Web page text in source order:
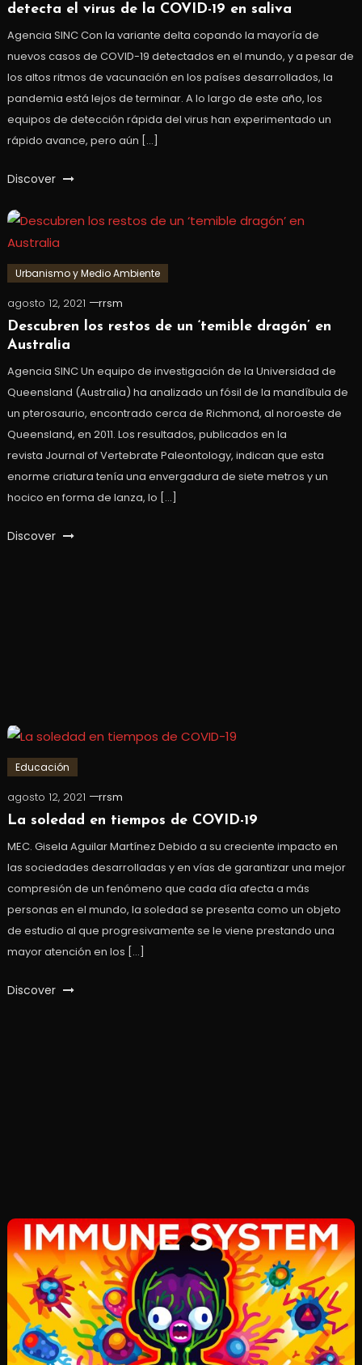
detecta el virus de la COVID-19 en saliva
Agencia SINC Con la variante delta copando la mayoría de
nuevos casos de COVID-19 detectados en el mundo, y a pesar de
los altos ritmos de vacunación en los países desarrollados, la
pandemia está lejos de terminar. A lo largo de este año, los
equipos de detección rápida del virus han experimentado un
rápido avance, pero aún […]
Discover
Urbanismo y Medio Ambiente
agosto 12, 2021
rrsm
Descubren los restos de un ‘temible dragón’ en
Australia
Agencia SINC Un equipo de investigación de la Universidad de
Queensland (Australia) ha analizado un fósil de la mandíbula de
un pterosaurio, encontrado cerca de Richmond, al noroeste de
Queensland, en 2011. Los resultados, publicados en la
revista Journal of Vertebrate Paleontology, indican que esta
enorme criatura tenía una envergadura de siete metros y un
hocico en forma de lanza, lo […]
Discover
Educación
agosto 12, 2021
rrsm
La soledad en tiempos de COVID-19
MEC. Gisela Aguilar Martínez Debido a su creciente impacto en
las sociedades desarrolladas y en vías de garantizar una mejor
compresión de un fenómeno que cada día afecta a más
personas en el mundo, la soledad se presenta como un objeto
de estudio al que progresivamente se le viene prestando una
mayor atención en los […]
Discover